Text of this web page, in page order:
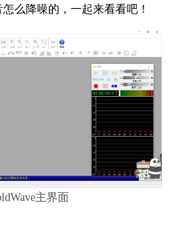
么降噪的，一起来看看吧！
主界面